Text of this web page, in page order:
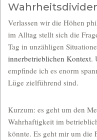
Verlassen wir die Höhen
im Alltag stellt sich die
Tag in unzähligen
innerbetrieblichen Kontext.
empfinde ich es enorm
Lüge zielführend sind.
Kurzum: es geht um den
Wahrhaftigkeit im
könnte. Es geht mir um die